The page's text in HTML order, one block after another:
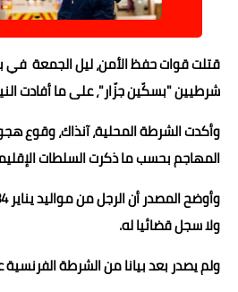
فن
قتلت قوات حفظ الأمن، ليل الجمعة في
شرطيين "بسكّين جزّار"، على ما أفادت
وأكدت الشرطة المحلية، آنذاك، وقوع
المهاجم بحسب ما ذكرت السلطات
ولا سجل قضائيا له.
ولم يصدر بعد بيانا من الشرطة الفرنسية